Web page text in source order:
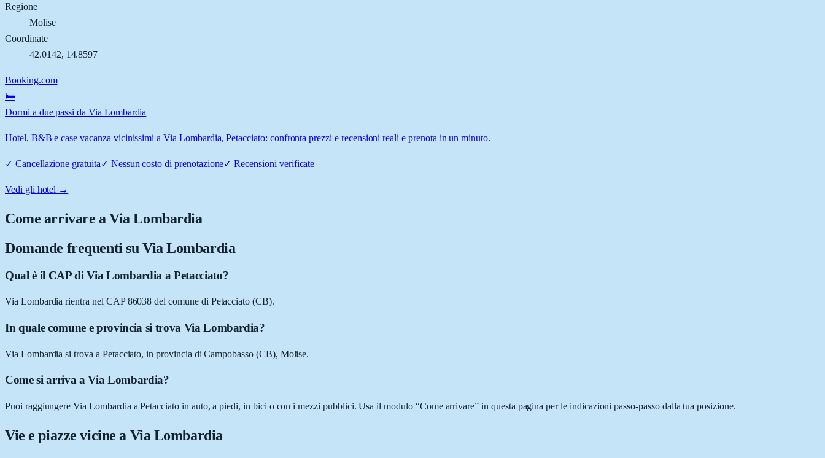
Regione
Molise
Coordinate
42.0142, 14.8597
Booking.com
🛏️
Dormi a due passi da Via Lombardia
Hotel, B&B e case vacanza vicinissimi a Via Lombardia, Petacciato: confronta prezzi e recensioni reali e prenota in un minuto.
✓ Cancellazione gratuita✓ Nessun costo di prenotazione✓Recensioni verificate
Vedi gli hotel →
Come arrivare aVia Lombardia
Domande frequenti su Via Lombardia
Qual è il CAP di Via Lombardia a Petacciato?
Via Lombardia rientra nel CAP 86038 del comune di Petacciato (CB).
In quale comune e provincia si trova Via Lombardia?
Via Lombardia si trova a Petacciato, in provincia di Campobasso (CB), Molise.
Come si arriva a Via Lombardia?
Puoi raggiungere Via Lombardia a Petacciato in auto, a piedi, in bici o con i mezzi pubblici. Usa il modulo “Come arrivare” in questa pagina per le indicazioni passo-passo dalla tua posizione.
Vie e piazze vicine a Via Lombardia